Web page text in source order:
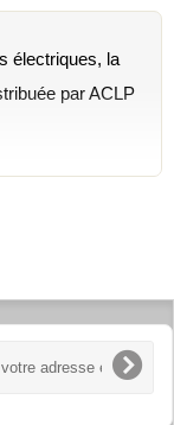
par ACLP
pour la jonction, la
et sont
ou à visser).